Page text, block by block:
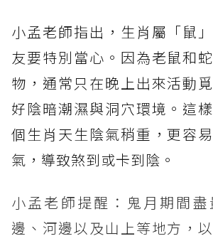
小孟老師指出，生肖屬「鼠
友要特別當心。因為老鼠和
物，通常只在晚上出來活動
好陰暗潮濕與洞穴環境。這
個生肖天生陰氣稍重，更容
氣，導致煞到或卡到陰。
小孟老師提醒：鬼月期間
邊、河邊以及山上等地方，